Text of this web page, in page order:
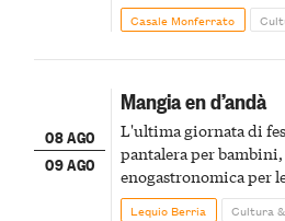
Casale Monferrato
08 AGO
09 AGO
Mangia en d’andà
L'ultima giornata di
pantalera per
enogastronomica per
pirotecnico
Lequio Berria Cultura